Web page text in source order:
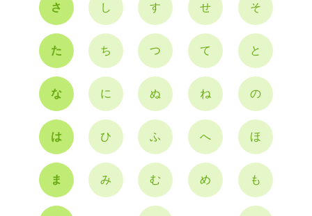
さ し す せ そ
た ち つ て と
な に ぬ ね の
は ひ ふ へ ほ
ま み む め も